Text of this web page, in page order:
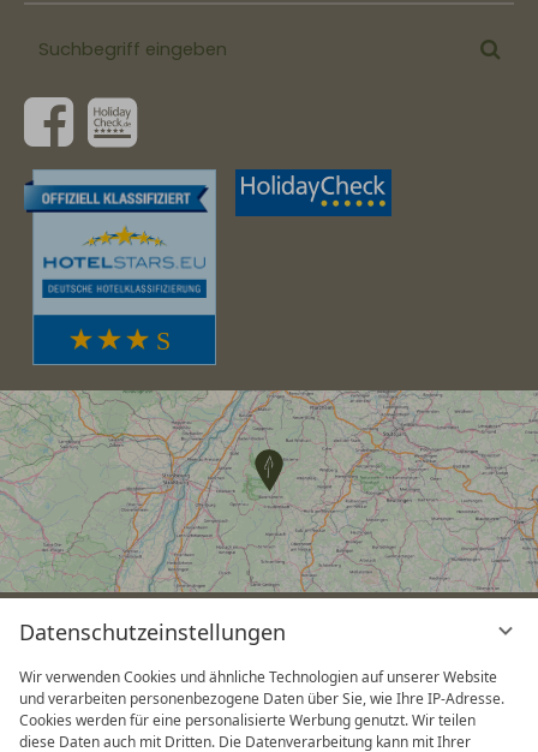
Datenschutzeinstellungen
Wir verwenden Cookies und ähnliche Technologien auf unserer Website
und verarbeiten personenbezogene Daten über Sie, wie Ihre IP-Adresse.
Cookies werden für eine personalisierte Werbung genutzt. Wir teilen
diese Daten auch mit Dritten. Die Datenverarbeitung kann mit Ihrer
Suchbegriff